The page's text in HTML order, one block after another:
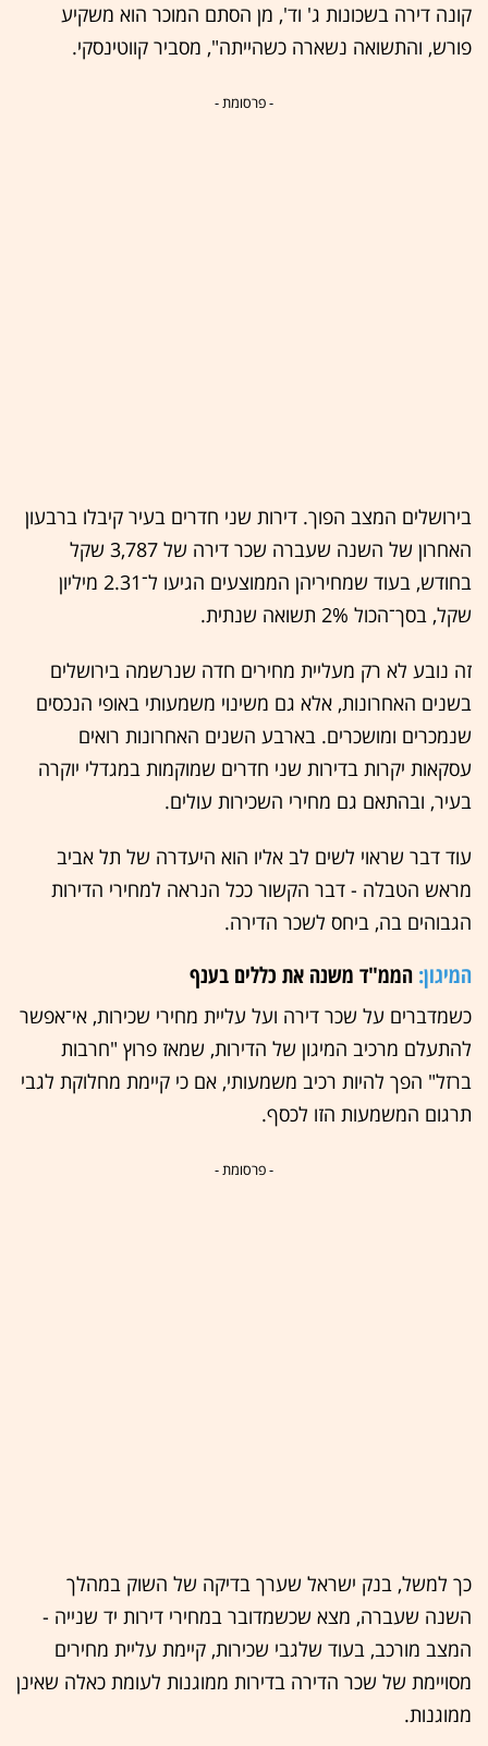
קונה דירה בשכונות ג' וד', מן הסתם המוכר הוא משקיע
פורש, והתשואה נשארה כשהייתה", מסביר קווטינסקי.
- פרסומת -
בירושלים המצב הפוך. דירות שני חדרים בעיר קיבלו ברבעון
האחרון של השנה שעברה שכר דירה של 3,787 שקל
בחודש, בעוד שמחיריהן הממוצעים הגיעו ל־2.31 מיליון
שקל, בסך־הכול 2% תשואה שנתית.
זה נובע לא רק מעליית מחירים חדה שנרשמה בירושלים
בשנים האחרונות, אלא גם משינוי משמעותי באופי הנכסים
שנמכרים ומושכרים. בארבע השנים האחרונות רואים
עסקאות יקרות בדירות שני חדרים שמוקמות במגדלי יוקרה
בעיר, ובהתאם גם מחירי השכירות עולים.
עוד דבר שראוי לשים לב אליו הוא היעדרה של תל אביב
מראש הטבלה - דבר הקשור ככל הנראה למחירי הדירות
הגבוהים בה, ביחס לשכר הדירה.
המיגון: הממ"ד משנה את כללים בענף
כשמדברים על שכר דירה ועל עליית מחירי שכירות, אי־אפשר
להתעלם מרכיב המיגון של הדירות, שמאז פרוץ "חרבות
ברזל" הפך להיות רכיב משמעותי, אם כי קיימת מחלוקת לגבי
תרגום המשמעות הזו לכסף.
- פרסומת -
כך למשל, בנק ישראל שערך בדיקה של השוק במהלך
השנה שעברה, מצא שכשמדובר במחירי דירות יד שנייה -
המצב מורכב, בעוד שלגבי שכירות, קיימת עליית מחירים
מסויימת של שכר הדירה בדירות ממוגנות לעומת כאלה שאינן
ממוגנות.